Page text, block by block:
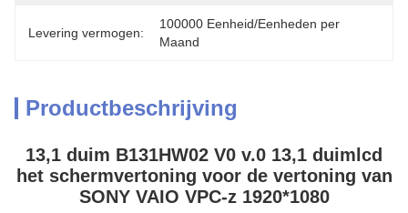
Levering vermogen:
100000 Eenheid/Eenheden per
Maand
Productbeschrijving
13,1 duim B131HW02 V0 v.0 13,1 duimlcd
het schermvertoning voor de vertoning van
SONY VAIO VPC-z 1920*1080